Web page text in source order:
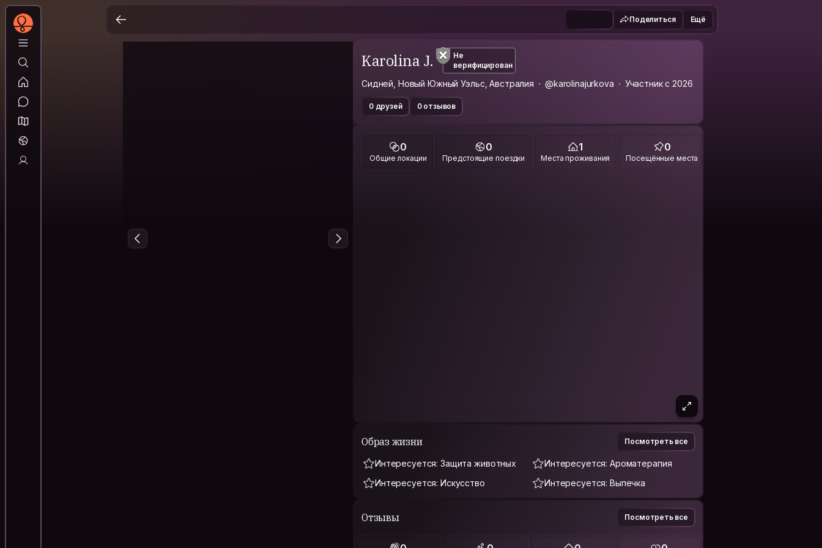
Поделиться Ещё
Karolina J.
Не
верифицирован
Сидней, Новый Южный Уэльс, Австралия @karolinajurkova Участник с 2026
0 друзей 0 отзывов
0
Общие локации
0
Предстоящие поездки
1
Места проживания
0
Посещённые места
Образ жизни Посмотреть все
Интересуется: Защита животных
Интересуется: Ароматерапия
Интересуется: Искусство
Интересуется: Выпечка
Отзывы Посмотреть все